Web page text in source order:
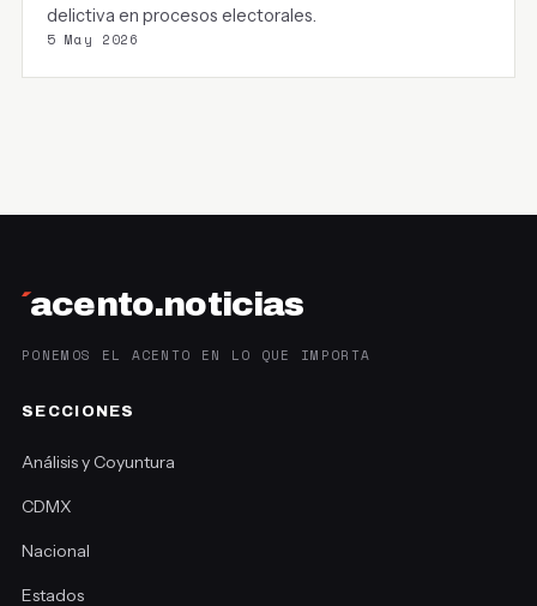
delictiva en procesos electorales.
5 May 2026
´acento.noticias
PONEMOS EL ACENTO EN LO QUE IMPORTA
SECCIONES
Análisis y Coyuntura
CDMX
Nacional
Estados